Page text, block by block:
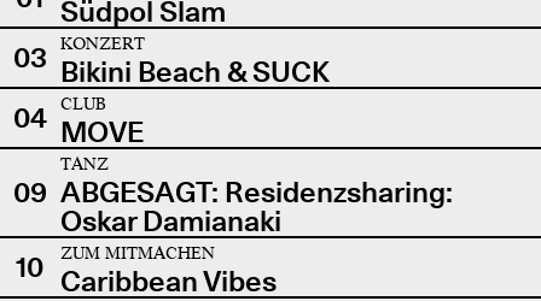
Südpol Slam
03
KONZERT
Bikini Beach & SUCK
04
CLUB
MOVE
09
TANZ
ABGESAGT: Residenzsharing:
Oskar Damianaki
10
ZUM MITMACHEN
Caribbean Vibes